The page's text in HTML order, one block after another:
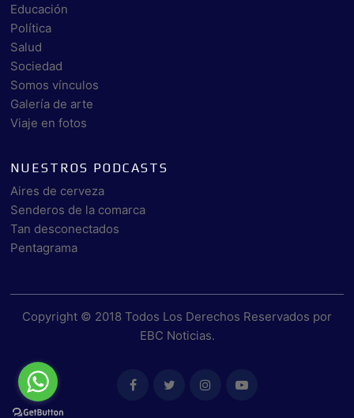
Educación
Política
Salud
Sociedad
Somos vínculos
Galería de arte
Viaje en fotos
NUESTROS PODCASTS
Aires de cerveza
Senderos de la comarca
Tan desconectados
Pentagrama
Copyright © 2018 Todos Los Derechos Reservados por
EBC Noticias.